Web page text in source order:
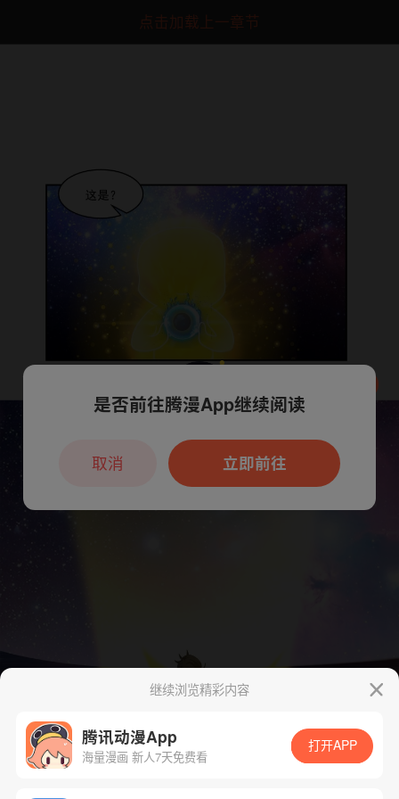
点击加载上一章节
App免费看
继续浏览精彩内容
腾讯动漫App
海量漫画 新人7天免费看
打开APP
本章节仅支持App阅读，可打开App新用
户7天免费看
是否前往腾漫App继续阅读
立即前往
取消